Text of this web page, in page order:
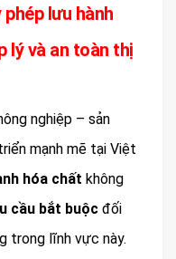
lưu hành
lý và an toàn thị
nghiệp – sản
mạnh mẽ tại Việt
hóa chất không
cầu bắt buộc đối
trong lĩnh vực này.